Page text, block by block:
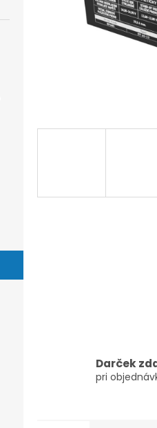
Darček
pri